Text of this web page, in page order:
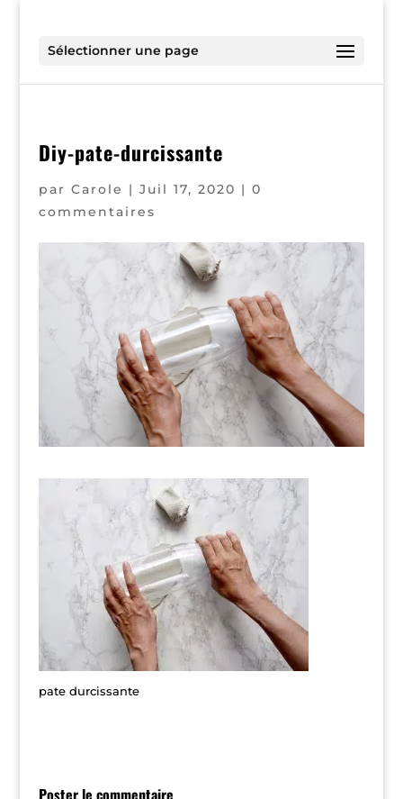
Sélectionner une page
Diy-pate-durcissante
par Carole | Juil 17, 2020 | 0
commentaires
pate durcissante
Poster le commentaire